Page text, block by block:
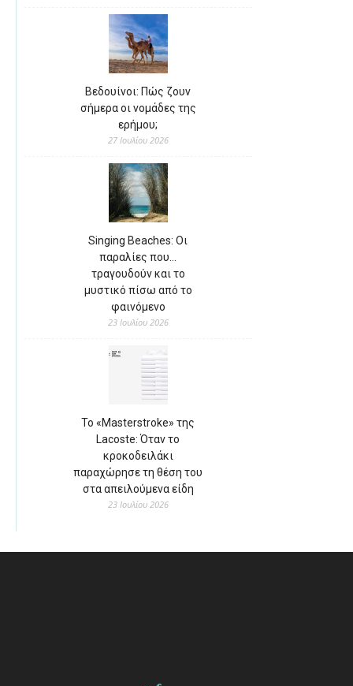
Βεδουίνοι: Πώς ζουν
σήμερα οι νομάδες της
ερήμου;
27 Ιουλίου 2026
Singing Beaches: Οι
παραλίες που…
τραγουδούν και το
μυστικό πίσω από το
φαινόμενο
23 Ιουλίου 2026
Το «Masterstroke» της
Lacoste: Όταν το
κροκοδειλάκι
παραχώρησε τη θέση του
στα απειλούμενα είδη
23 Ιουλίου 2026